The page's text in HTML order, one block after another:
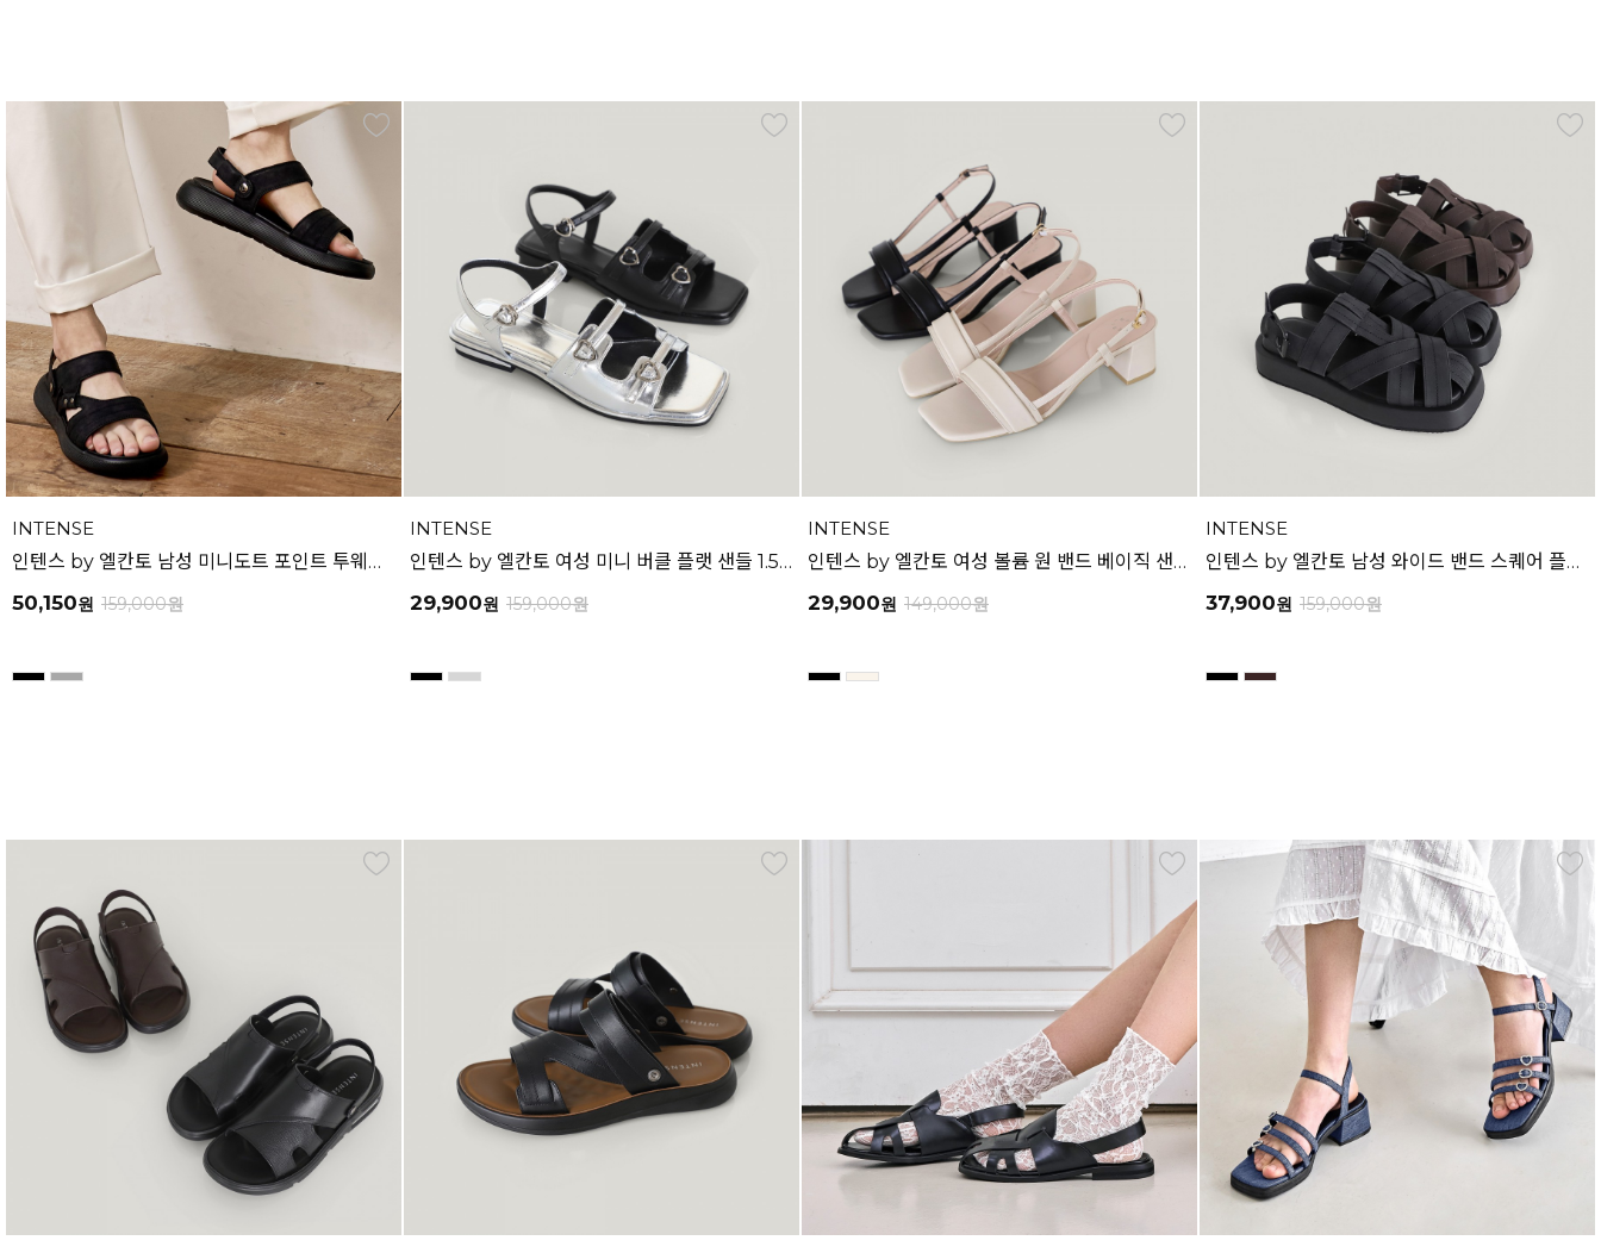
INTENSE
인텐스 by 엘칸토 남성 미니도트 포인트 투웨이 샌들 3cm LCMW60I626
50,150원 159,000원
INTENSE
인텐스 by 엘칸토 여성 미니 버클 플랫 샌들 1.5cm LCWW04I626
29,900원 159,000원
INTENSE
인텐스 by 엘칸토 여성 볼륨 원 밴드 베이직 샌들 5cm LCWW02I626
29,900원 149,000원
INTENSE
인텐스 by 엘칸토 남성 와이드 밴드 스퀘어 플랫폼 샌들 4.5cm LCMW58I626
37,900원 159,000원